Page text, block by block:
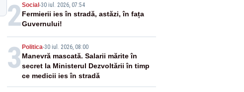
2Social -30 iul. 2026, 07:54
Fermierii ies în stradă, astăzi, în fața
Guvernului!
3 Politica-30 iul. 2026, 08:00
Manevră mascată. Salarii mărite în
secret la Ministerul Dezvoltării în timp
ce medicii ies în stradă